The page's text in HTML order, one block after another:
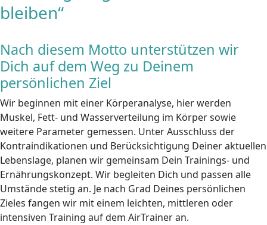
bleiben“
Nach diesem Motto unterstützen wir
Dich auf dem Weg zu Deinem
persönlichen Ziel
Wir beginnen mit einer Körperanalyse, hier werden
Muskel, Fett- und Wasserverteilung im Körper sowie
weitere Parameter gemessen. Unter Ausschluss der
Kontraindikationen und Berücksichtigung Deiner aktuellen
Lebenslage, planen wir gemeinsam Dein Trainings- und
Ernährungskonzept. Wir begleiten Dich und passen alle
Umstände stetig an. Je nach Grad Deines persönlichen
Zieles fangen wir mit einem leichten, mittleren oder
intensiven Training auf dem AirTrainer an.